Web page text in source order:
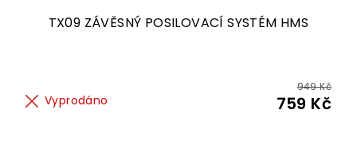
TX09 ZÁVĚSNÝ POSILOVACÍ SYSTÉM HMS
Vyprodáno
949 Kč
759 Kč